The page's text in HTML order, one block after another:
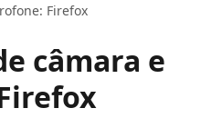
Firefox
câmara e